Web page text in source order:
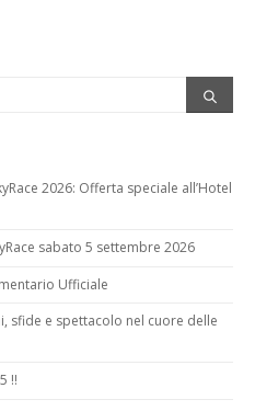
2026: Offerta speciale all’Hotel
sabato 5 settembre 2026
Ufficiale
sfide e spettacolo nel cuore delle
!!